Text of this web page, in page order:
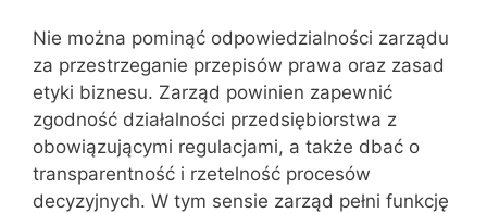
Nie można pominąć odpowiedzialności zarządu
za przestrzeganie przepisów prawa oraz zasad
etyki biznesu. Zarząd powinien zapewnić
zgodność działalności przedsiębiorstwa z
obowiązującymi regulacjami, a także dbać o
transparentność i rzetelność procesów
decyzyjnych. W tym sensie zarząd pełni funkcję